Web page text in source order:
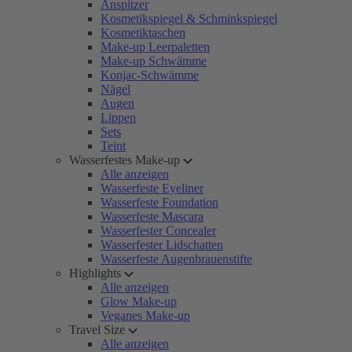
Anspitzer
Kosmetikspiegel & Schminkspiegel
Kosmetiktaschen
Make-up Leerpaletten
Make-up Schwämme
Konjac-Schwämme
Nägel
Augen
Lippen
Sets
Teint
Wasserfestes Make-up
Alle anzeigen
Wasserfeste Eyeliner
Wasserfeste Foundation
Wasserfeste Mascara
Wasserfester Concealer
Wasserfester Lidschatten
Wasserfeste Augenbrauenstifte
Highlights
Alle anzeigen
Glow Make-up
Veganes Make-up
Travel Size
Alle anzeigen